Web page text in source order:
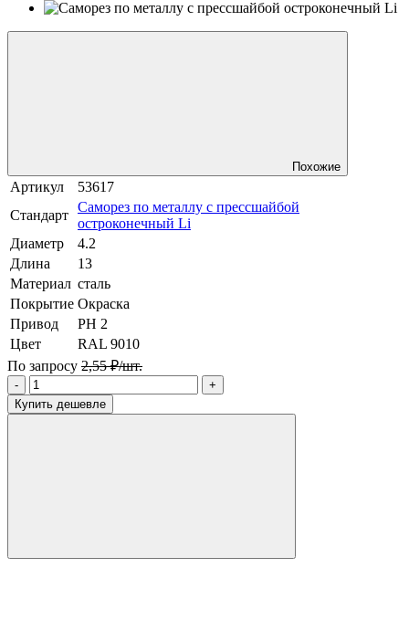
Похожие
Артикул
53617
Стандарт
Саморез по металлу с прессшайбой
остроконечный Li
Диаметр
4.2
Длина
13
Материал сталь
Покрытие Окраска
Привод
PH 2
Цвет
RAL 9010
По запросу 2,55 ₽/шт.
-
+
Купить дешевле